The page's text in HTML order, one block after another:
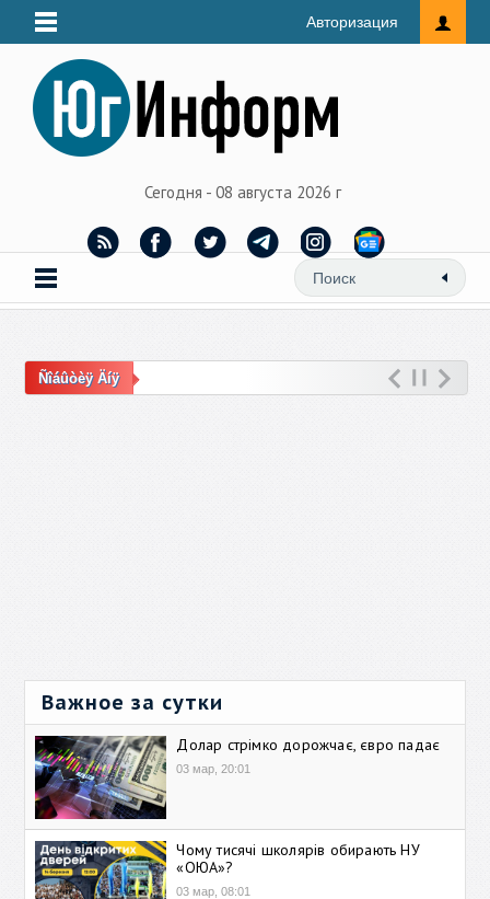
Авторизация
Сегодня - 08 августа 2026 г
Ñîáûòèÿ Äíÿ
Важное за сутки
Долар стрімко дорожчає, євро падає
03 мар, 20:01
Чому тисячі школярів обирають НУ
«ОЮА»?
03 мар, 08:01